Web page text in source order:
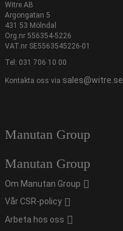
Witre AB
Argongatan 5
431 53 Mölndal
Org.nr 556354-5226
VAT.nr SE5563545226-01
Tel: 031 706 10 00
Kontakta oss via sales@witre.se
Manutan Group
Manutan Group
Om Manutan Group
Vår CSR-policy
Arbeta hos oss